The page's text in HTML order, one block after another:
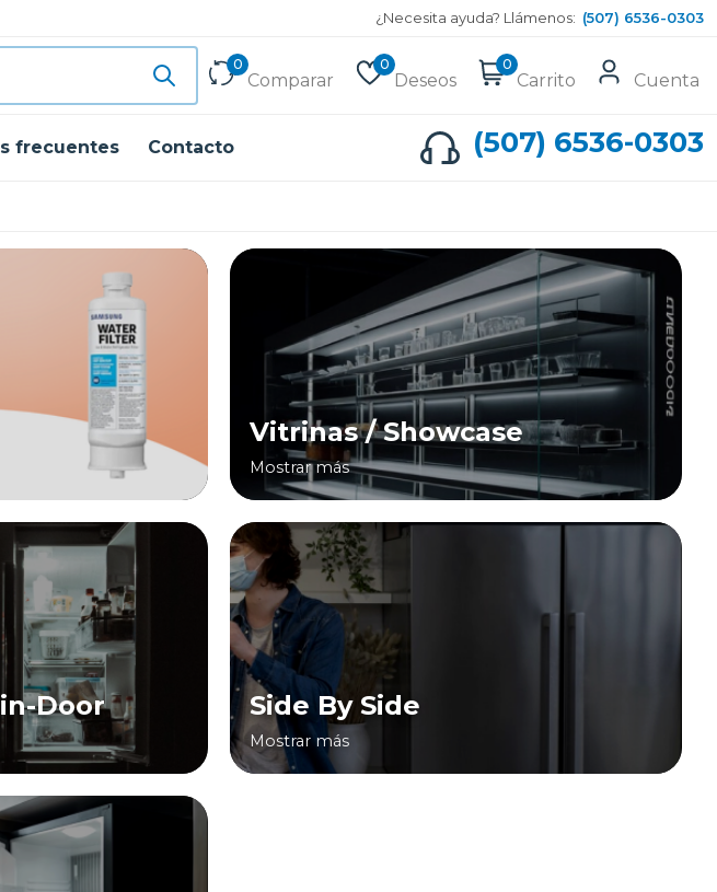
¿Necesita ayuda? Llámenos: (507) 6536-0303
0
Comparar
0
Deseos
0
Carrito Cuenta
frecuentes Contacto (507) 6536-0303
Vitrinas / Showcase
Mostrar más
Door Side By Side
Mostrar más